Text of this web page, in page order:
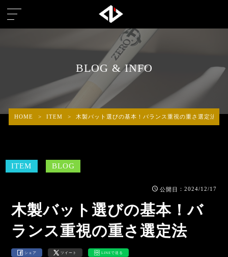
BLOG & INFO
HOME > ITEM > 木製バット選びの基本！バランス重視の重さ選定法
ITEM BLOG
公開日 ：2024/12/17
木製バット選びの基本！バ
ランス重視の重さ選定法
シェア ツイート LINEで送る